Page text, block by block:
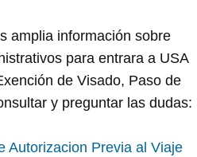
amplia información sobre
para entrara a USA
de Visado, Paso de
y preguntar las dudas:
Autorizacion Previa al Viaje